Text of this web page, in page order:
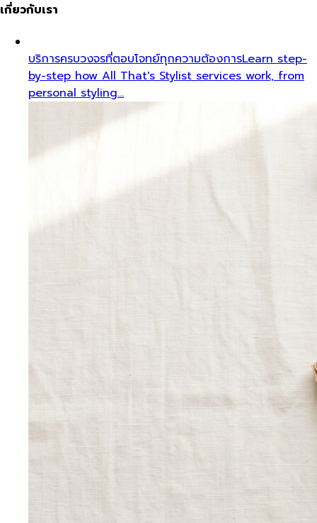
เกี่ยวกับเรา
บริการครบวงจรที่ตอบโจทย์ทุกความต้องการLearn step-
by-step how All That's Stylist services work, from
personal styling…